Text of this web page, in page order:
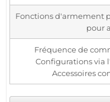
Fonctions d'armement
pour
Fréquence de
Configurations via
Accessoires